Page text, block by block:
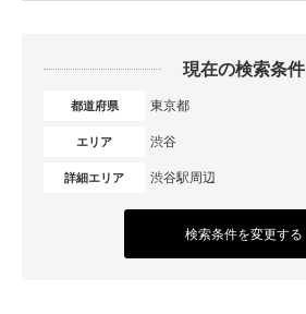
現在の検索条件
都道府県 東京都
エリア 渋谷
詳細エリア 渋谷駅周辺
検索条件を変更する